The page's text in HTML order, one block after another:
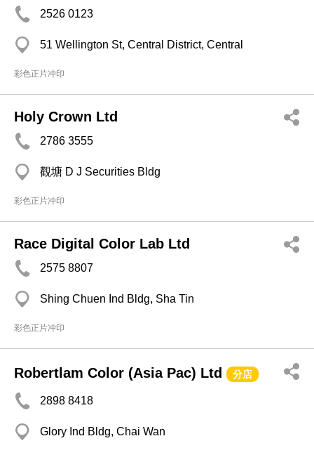
2526 0123
51 Wellington St, Central District, Central
彩色正片冲印
Holy Crown Ltd
2786 3555
觀塘 D J Securities Bldg
彩色正片冲印
Race Digital Color Lab Ltd
2575 8807
Shing Chuen Ind Bldg, Sha Tin
彩色正片冲印
Robertlam Color (Asia Pac) Ltd 分店
2898 8418
Glory Ind Bldg, Chai Wan